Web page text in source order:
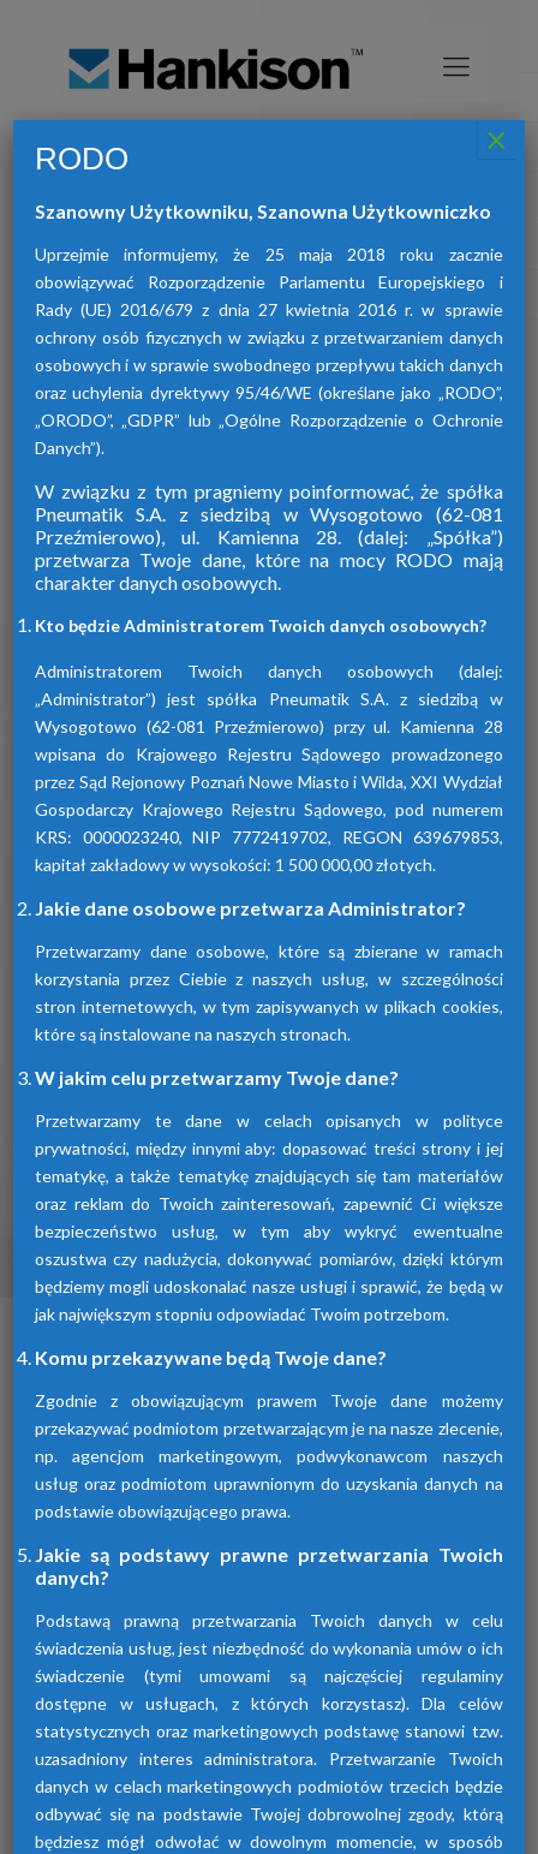
HANKISON
Firma Pneumatik pojawiła się na rynku
sprężonego powietrza, dostarczając
urządzeń.
Dowiedz się więcej
Osuszacze ziębnicze
To inaczej osuszacze kondensacyjne
osuszające powietrze poprzez jego
schłodzenie i wykroplenie kondensatu.
Urządzenia te spełniają wszelkie normy i
oczekiwania klientów.
Osuszacze adsorpcyjne
Urządzenia te przyczyniają się do osuszania
powietrza za pomocą adsorpcji wilgoci. Są
RODO
Szanowny Użytkowniku, Szanowna Użytkowniczko
Uprzejmie informujemy, że 25 maja 2018 roku zacznie
obowiązywać Rozporządzenie Parlamentu Europejskiego i
Rady (UE) 2016/679 z dnia 27 kwietnia 2016 r. w sprawie
ochrony osób fizycznych w związku z przetwarzaniem danych
osobowych i w sprawie swobodnego przepływu takich danych
oraz uchylenia dyrektywy 95/46/WE (określane jako „RODO”,
„ORODO”, „GDPR” lub „Ogólne Rozporządzenie o Ochronie
Danych”).
W związku z tym pragniemy poinformować, że spółka
Pneumatik S.A. z siedzibą w Wysogotowo (62-081
Przeźmierowo), ul. Kamienna 28. (dalej: „Spółka”)
przetwarza Twoje dane, które na mocy RODO mają
charakter danych osobowych.
Kto będzie Administratorem Twoich danych osobowych?
Administratorem Twoich danych osobowych (dalej:
„Administrator”) jest spółka Pneumatik S.A. z siedzibą w
Wysogotowo (62-081 Przeźmierowo) przy ul. Kamienna 28
wpisana do Krajowego Rejestru Sądowego prowadzonego
przez Sąd Rejonowy Poznań Nowe Miasto i Wilda, XXI Wydział
Gospodarczy Krajowego Rejestru Sądowego, pod numerem
KRS: 0000023240, NIP 7772419702, REGON 639679853,
kapitał zakładowy w wysokości: 1 500 000,00 złotych.
Jakie dane osobowe przetwarza Administrator?
Przetwarzamy dane osobowe, które są zbierane w ramach
korzystania przez Ciebie z naszych usług, w szczególności
stron internetowych, w tym zapisywanych w plikach cookies,
które są instalowane na naszych stronach.
W jakim celu przetwarzamy Twoje dane?
Przetwarzamy te dane w celach opisanych w polityce
prywatności, między innymi aby: dopasować treści strony i jej
tematykę, a także tematykę znajdujących się tam materiałów
oraz reklam do Twoich zainteresowań, zapewnić Ci większe
bezpieczeństwo usług, w tym aby wykryć ewentualne
oszustwa czy nadużycia, dokonywać pomiarów, dzięki którym
będziemy mogli udoskonalać nasze usługi i sprawić, że będą w
jak największym stopniu odpowiadać Twoim potrzebom.
Komu przekazywane będą Twoje dane?
Zgodnie z obowiązującym prawem Twoje dane możemy
przekazywać podmiotom przetwarzającym je na nasze zlecenie,
np. agencjom marketingowym, podwykonawcom naszych
usług oraz podmiotom uprawnionym do uzyskania danych na
podstawie obowiązującego prawa.
Jakie są podstawy prawne przetwarzania Twoich
danych?
Podstawą prawną przetwarzania Twoich danych w celu
świadczenia usług, jest niezbędność do wykonania umów o ich
świadczenie (tymi umowami są najczęściej regulaminy
dostępne w usługach, z których korzystasz). Dla celów
statystycznych oraz marketingowych podstawę stanowi tzw.
uzasadniony interes administratora. Przetwarzanie Twoich
danych w celach marketingowych podmiotów trzecich będzie
odbywać się na podstawie Twojej dobrowolnej zgody, którą
będziesz mógł odwołać w dowolnym momencie, w sposób
×